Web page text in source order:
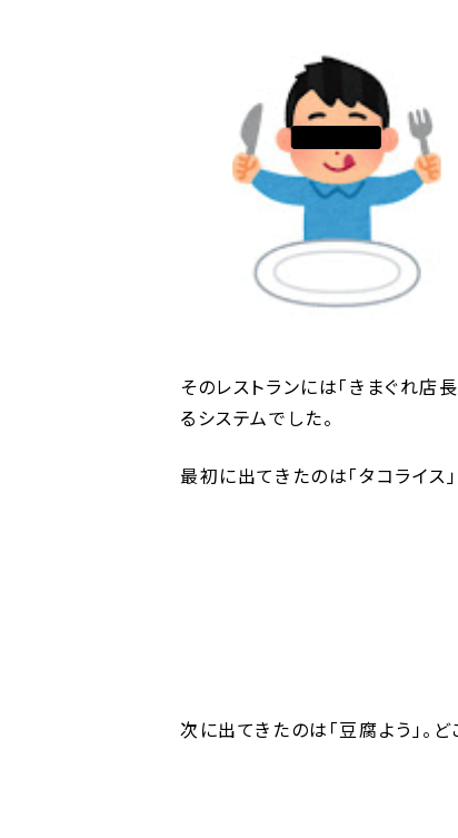
そのレストランには「きまぐれ店
るシステムでした。
最初に出てきたのは「タコライス
次に出てきたのは「豆腐よう」。